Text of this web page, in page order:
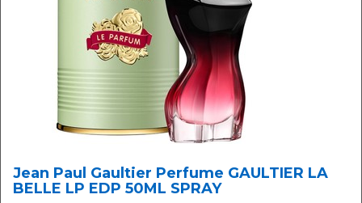
Jean Paul Gaultier Perfume GAULTIER LA
BELLE LP EDP 50ML SPRAY